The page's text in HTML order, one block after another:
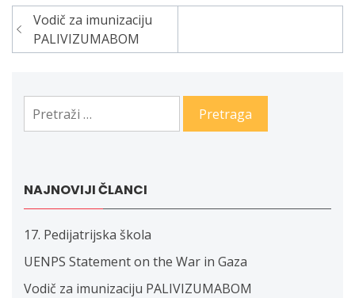
Navigacija
članaka
Vodič za imunizaciju
PALIVIZUMABOM
Pretraga:
NAJNOVIJI ČLANCI
17. Pedijatrijska škola
UENPS Statement on the War in Gaza
Vodič za imunizaciju PALIVIZUMABOM